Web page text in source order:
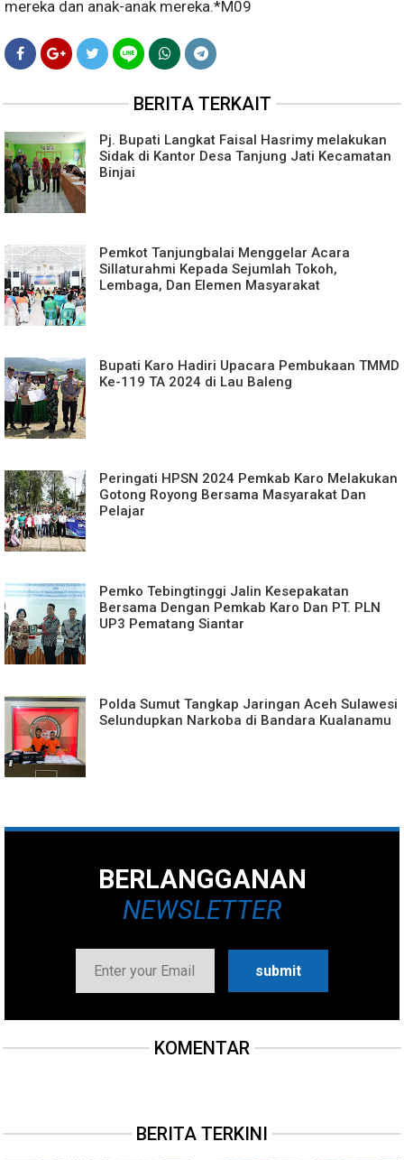
mereka dan anak-anak mereka.*M09
BERITA TERKAIT
Pj. Bupati Langkat Faisal Hasrimy melakukan
Sidak di Kantor Desa Tanjung Jati Kecamatan
Binjai
Pemkot Tanjungbalai Menggelar Acara
Sillaturahmi Kepada Sejumlah Tokoh,
Lembaga, Dan Elemen Masyarakat
Bupati Karo Hadiri Upacara Pembukaan TMMD
Ke-119 TA 2024 di Lau Baleng
Peringati HPSN 2024 Pemkab Karo Melakukan
Gotong Royong Bersama Masyarakat Dan
Pelajar
Pemko Tebingtinggi Jalin Kesepakatan
Bersama Dengan Pemkab Karo Dan PT. PLN
UP3 Pematang Siantar
Polda Sumut Tangkap Jaringan Aceh Sulawesi
Selundupkan Narkoba di Bandara Kualanamu
BERLANGGANAN
NEWSLETTER
KOMENTAR
BERITA TERKINI